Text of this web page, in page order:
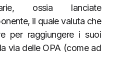
ossia lanciate
il quale valuta che
per raggiungere i suoi
via delle OPA (come ad